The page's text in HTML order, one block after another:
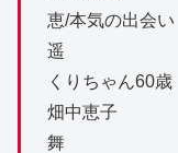
恵/本気の出会い
遥
くりちゃん60歳
畑中恵子
舞